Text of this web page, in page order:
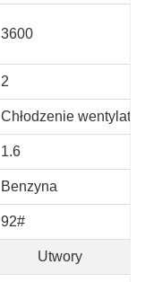
3600
2
Chłodzenie
1.6
Benzyna
92#
Utwory